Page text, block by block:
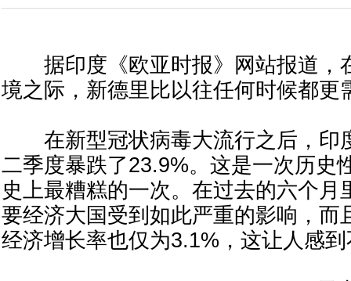
据印度《欧亚时报》网站报道，
境之际，新德里比以往任何时候都更
在新型冠状病毒大流行之后，印
二季度暴跌了23.9%。这是一次历史
史上最糟糕的一次。在过去的六个月
要经济大国受到如此严重的影响，而
经济增长率也仅为3.1%，这让人感